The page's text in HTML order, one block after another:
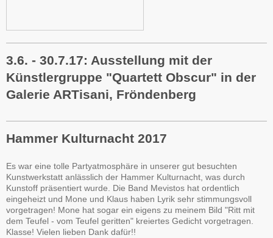
3.6. - 30.7.17: Ausstellung mit der
Künstlergruppe "Quartett Obscur" in der
Galerie ARTisani, Fröndenberg
Hammer Kulturnacht 2017
Es war eine tolle Partyatmosphäre in unserer gut besuchten
Kunstwerkstatt anlässlich der Hammer Kulturnacht, was durch
Kunstoff präsentiert wurde. Die Band Mevistos hat ordentlich
eingeheizt und Mone und Klaus haben Lyrik sehr stimmungsvoll
vorgetragen! Mone hat sogar ein eigens zu meinem Bild "Ritt mit
dem Teufel - vom Teufel geritten" kreiertes Gedicht vorgetragen.
Klasse! Vielen lieben Dank dafür!!